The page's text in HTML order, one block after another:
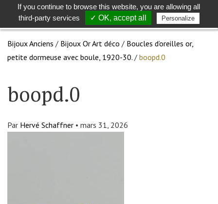
Toggle
search
Bijoux Anciens / Bijoux Or Art déco / Boucles d’oreilles or,
petite dormeuse avec boule, 1920-30. / boopd.0
boopd.0
Par Hervé Schaffner • mars 31, 2026
If you continue to browse this website, you are allowing all
third-party services
✓ OK, accept all Personalize